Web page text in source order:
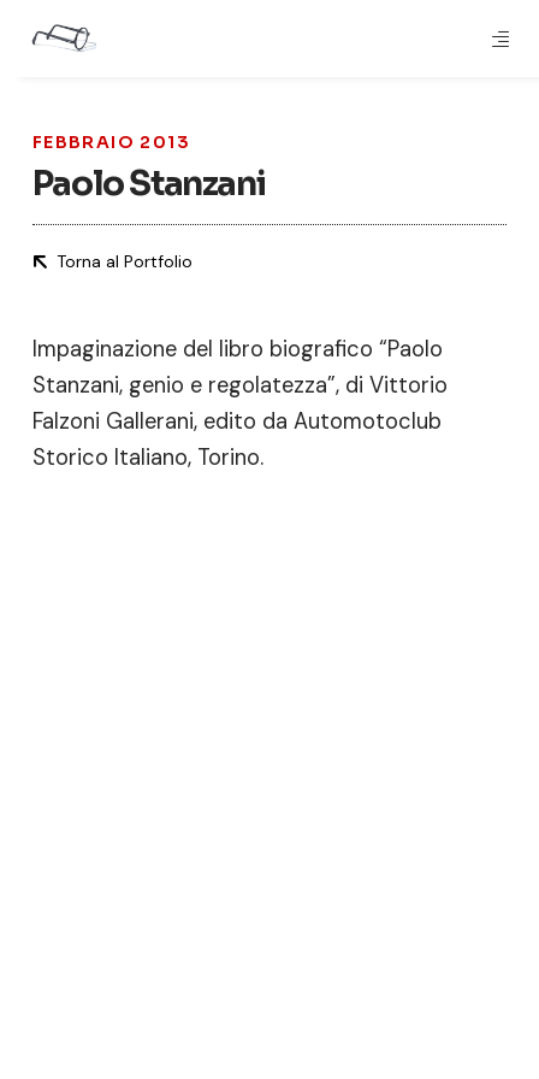
FEBBRAIO 2013
Paolo Stanzani
Torna al Portfolio
Impaginazione del libro biografico “Paolo
Stanzani, genio e regolatezza”, di Vittorio
Falzoni Gallerani, edito da Automotoclub
Storico Italiano, Torino.